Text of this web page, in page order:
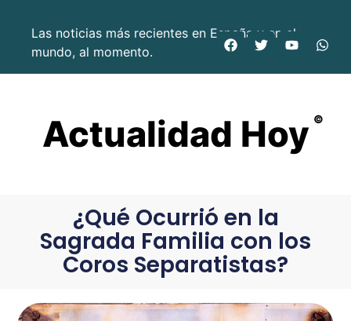
Las noticias más recientes en España y en el
mundo, al momento.
Actualidad Hoy ©
¿Qué Ocurrió en la
Sagrada Familia con los
Coros Separatistas?